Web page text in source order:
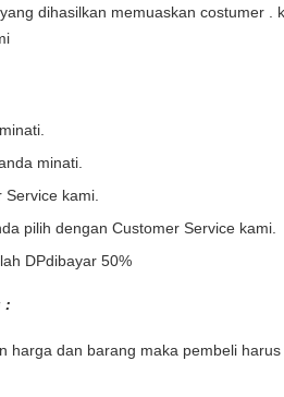
dihasilkan memuaskan costumer .
minati.
kami.
pilih dengan Customer Service kami.
DPdibayar 50%
:
harga dan barang maka pembeli